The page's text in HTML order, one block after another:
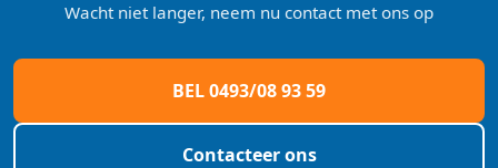
Wacht niet langer, neem nu contact met ons op
BEL 0493/08 93 59
Contacteer ons